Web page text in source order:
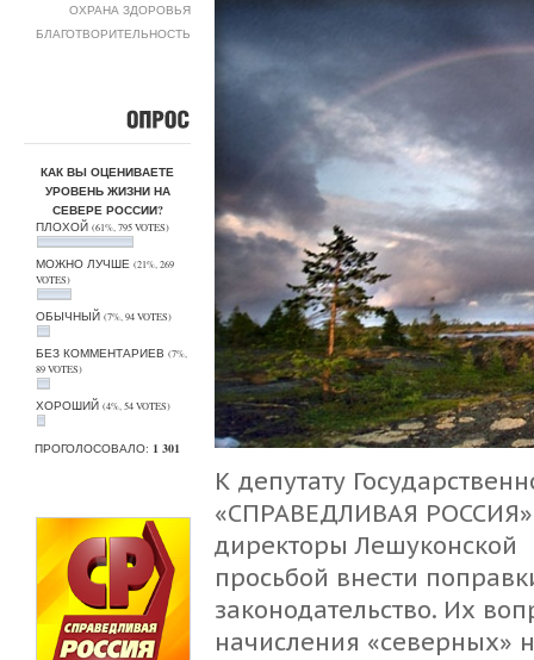
ОХРАНА ЗДОРОВЬЯ
БЛАГОТВОРИТЕЛЬНОСТЬ
КАК ВЫ ОЦЕНИВАЕТЕ
УРОВЕНЬ ЖИЗНИ НА
СЕВЕРЕ РОССИИ?
ПЛОХОЙ (61%, 795 VOTES)
МОЖНО ЛУЧШЕ (21%, 269
VOTES)
ОБЫЧНЫЙ (7%, 94 VOTES)
БЕЗ КОММЕНТАРИЕВ (7%,
89 VOTES)
ХОРОШИЙ (4%, 54 VOTES)
ПРОГОЛОСОВАЛО: 1 301
К депутату
«СПРАВЕДЛИВАЯ РОССИЯ»
директоры Лешуконской
просьбой внести
законодательство. Их
начисления «северных»